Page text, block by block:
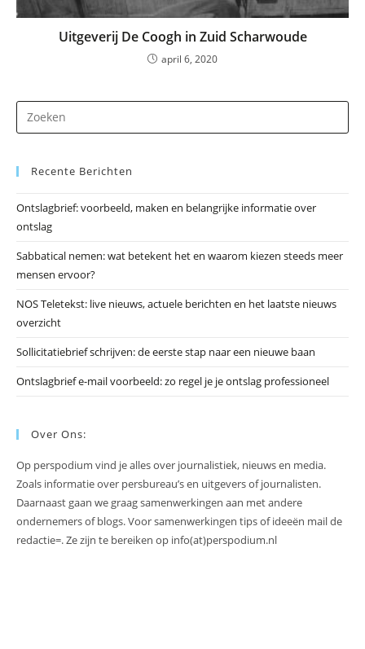
Uitgeverij De Coogh in Zuid Scharwoude
april 6, 2020
op
Recente Berichten
Ontslagbrief: voorbeeld, maken en belangrijke informatie over
ontslag
Sabbatical nemen: wat betekent het en waarom kiezen steeds meer
mensen ervoor?
NOS Teletekst: live nieuws, actuele berichten en het laatste nieuws
overzicht
Sollicitatiebrief schrijven: de eerste stap naar een nieuwe baan
Ontslagbrief e-mail voorbeeld: zo regel je je ontslag professioneel
Over Ons:
Op perspodium vind je alles over journalistiek, nieuws en media.
Zoals informatie over persbureau’s en uitgevers of journalisten.
Daarnaast gaan we graag samenwerkingen aan met andere
ondernemers of blogs. Voor samenwerkingen tips of ideeën mail de
redactie=. Ze zijn te bereiken op info(at)perspodium.nl